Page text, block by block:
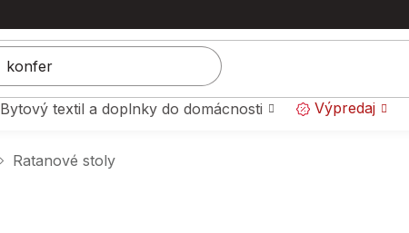
Bytový textil a doplnky do domácnosti Výpredaj
Ratanové stoly